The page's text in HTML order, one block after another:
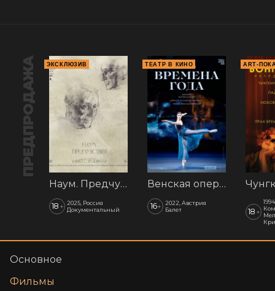
ПРЕДПРОДАЖА ЭКСКЛЮЗИВ
Наум. Предчувствия
18 + 2025, Россия
Документальный
ТЕАТР В КИНО
Венская опера: Времена года
16+
2022, Австрия
Балет
ART-
18 +
Основное
Фильмы